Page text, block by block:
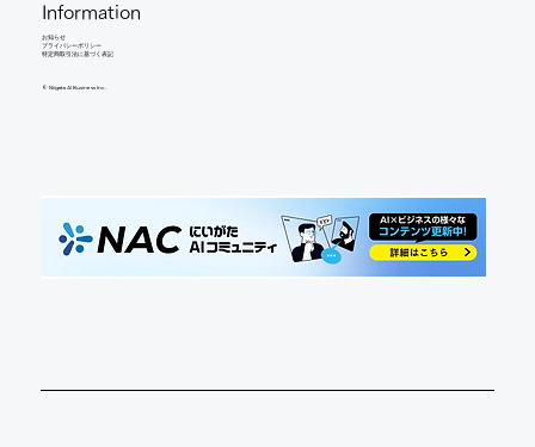
Information
お知らせ​
​プライバシーポリシー
特定商取引法に基づく表記
©︎ Niigata AI Business Inc.